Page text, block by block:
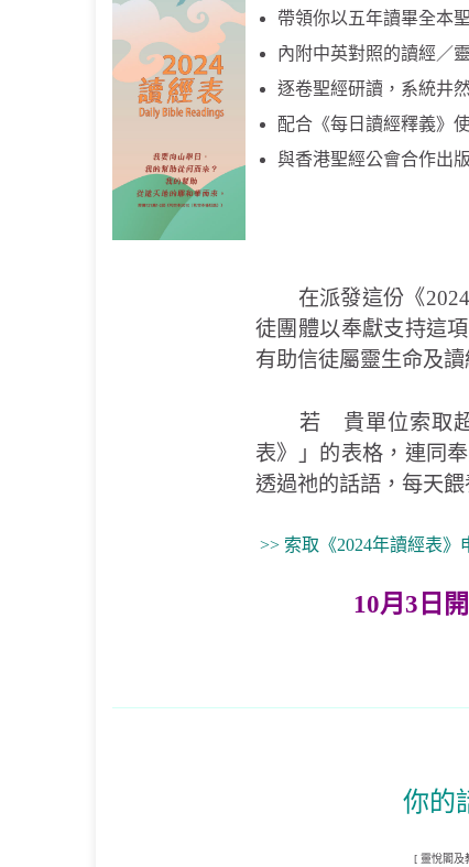
帶領你以五年讀畢全本
內附中英對照的讀經／
逐卷聖經研讀，系統井
配合《每日讀經釋義》
與香港聖經公會合作出
在派發這份《2024
徒團體以奉獻支持這
有助信徒屬靈生命及
若 貴單位索取超
表》」的表格，連同
透過祂的話語，每天
>> 索取《2024年讀經表》
10月3日
你的
[ 靈悅閣及